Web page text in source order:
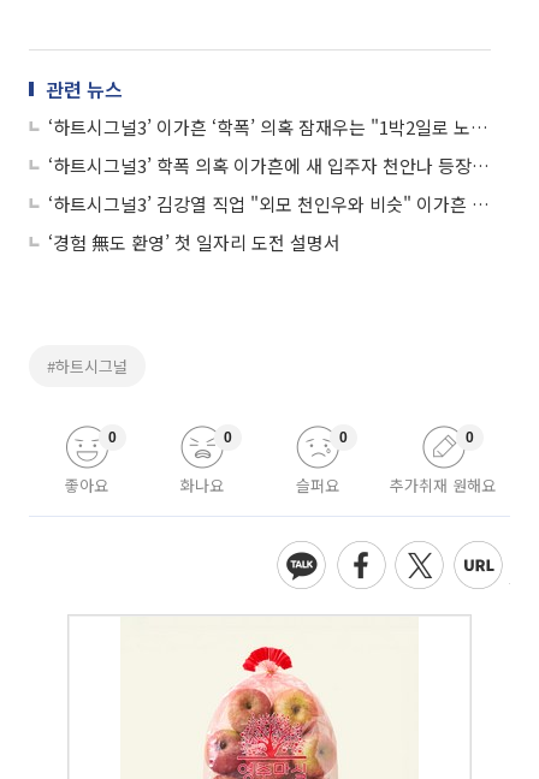
관련 뉴스
‘하트시그널3’ 이가흔 ‘학폭’ 의혹 잠재우는 "1박2일로 노는거지?"
‘하트시그널3’ 학폭 의혹 이가흔에 새 입주자 천안나 등장… 기존 경쟁자들 자극제?
‘하트시그널3’ 김강열 직업 "외모 천인우와 비슷" 이가흔 흔들릴까
‘경험 無도 환영’ 첫 일자리 도전 설명서
#하트시그널
좋아요
0
화나요
0
슬퍼요
0
추가취재 원해요
0